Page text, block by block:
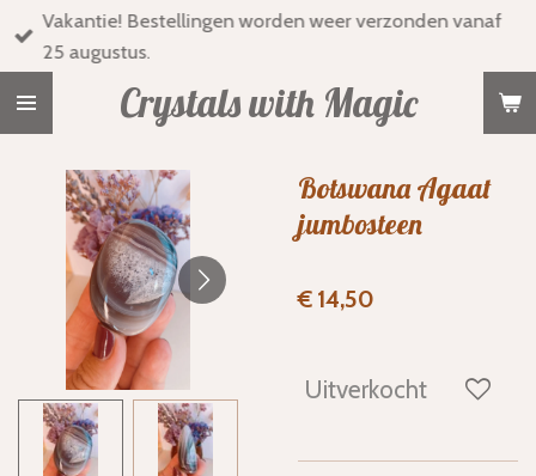
Ga
direct
Crystals with Magic
Vakantie! Bestellingen worden weer verzonden vanaf
25 augustus.
Botswana Agaat
jumbosteen
€ 14,50
Uitverkocht